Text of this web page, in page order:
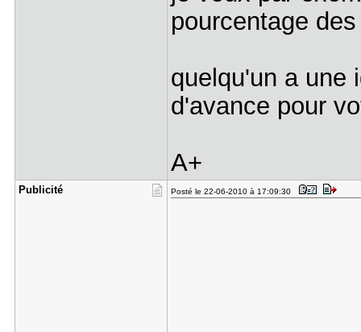
pourcentage
quelqu'un a une
d'avance pour
A+
Publicité Posté le 22-06-2010 à 17:09:30